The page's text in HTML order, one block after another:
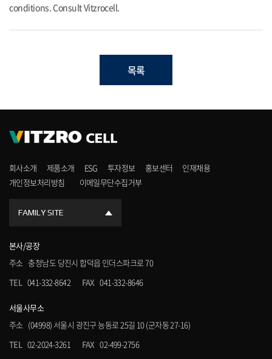
conditions. Consult Vitzrocell.
목록
회사소개 제품소개 ESG 투자정보 홍보센터
인재채용
개인정보처리방침
이메일무단수집거부
FAMILY SITE
본사/공장
주소 충청남도 당진시 합덕읍 인더스파크로 70
TEL
041-332-8642 FAX 041-332-8646
서울사무소
주소 (04998) 서울시 광진구 능동로 25길 10 (군자동 27-16)
TEL
02-2024-3261 FAX 02-499-2756